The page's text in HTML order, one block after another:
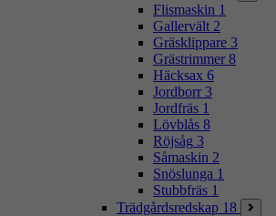
Flismaskin 1
Gallervält 2
Gräsklippare 3
Grästrimmer 8
Häcksax 6
Jordborr 3
Jordfräs 1
Lövblås 8
Röjsåg 3
Såmaskin 2
Snöslunga 1
Stubbfräs 1
Trädgårdsredskap 18